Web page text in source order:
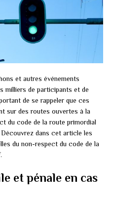
et autres événements
milliers de participants et de
de se rappeler que ces
sur des routes ouvertes à la
du code de la route primordial
dans cet article les
du non-respect du code de la
et pénale en cas